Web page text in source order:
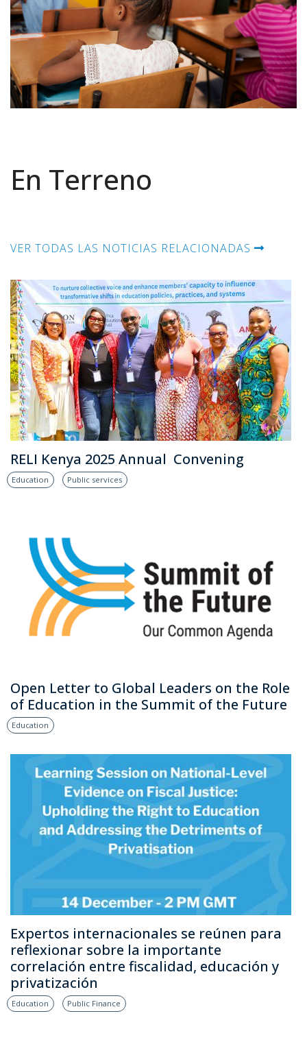
En Terreno
VER TODAS LAS NOTICIAS RELACIONADAS
RELI Kenya 2025 Annual Convening
Education Public services
Open Letter to Global Leaders on the Role
of Education in the Summit of the Future
Education
Expertos internacionales se reúnen para
reflexionar sobre la importante
correlación entre fiscalidad, educación y
privatización
Education Public Finance